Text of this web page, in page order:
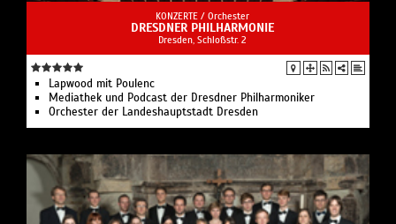
KONZERTE / Orchester
DRESDNER PHILHARMONIE
Dresden, Schloßstr. 2
Lapwood mit Poulenc
Mediathek und Podcast der Dresdner Philharmoniker
Orchester der Landeshauptstadt Dresden